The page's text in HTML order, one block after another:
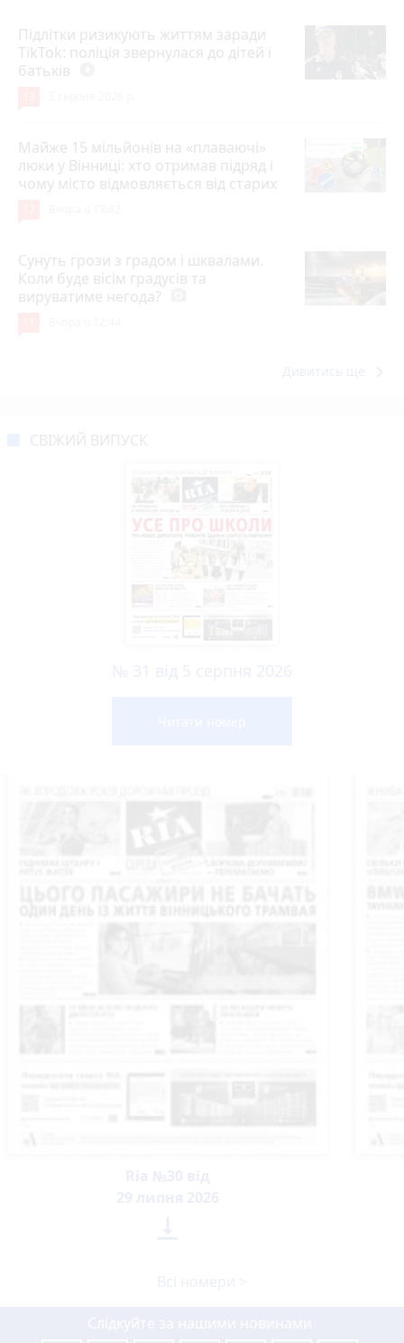
Підлітки ризикують життям заради
TikTok: поліція звернулася до дітей і
батьків
Майже 15 мільйонів на «плаваючі»
люки у Вінниці: хто отримав підряд і
чому місто відмовляється від старих
Сунуть грози з градом і шквалами.
Коли буде вісім градусів та
вируватиме негода?